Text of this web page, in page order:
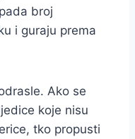
broj
i guraju prema
Ako se
koje nisu
tko propusti